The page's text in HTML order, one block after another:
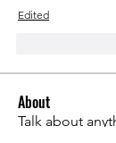
Edited
About
Talk about